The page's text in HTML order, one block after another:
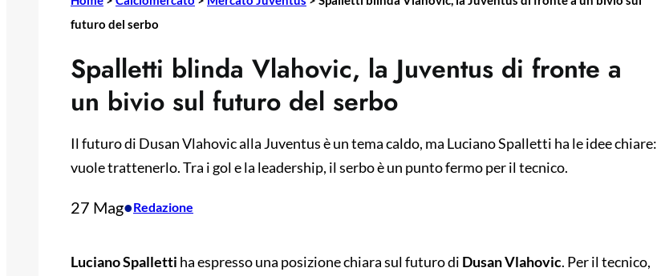
futuro del serbo
Spalletti blinda Vlahovic, la Juventus di fronte a
un bivio sul futuro del serbo
Il futuro di Dusan Vlahovic alla Juventus è un tema caldo, ma Luciano Spalletti ha le idee chiare:
vuole trattenerlo. Tra i gol e la leadership, il serbo è un punto fermo per il tecnico.
27 Mag•Redazione
Luciano Spalletti ha espresso una posizione chiara sul futuro di Dusan Vlahovic. Per il tecnico,